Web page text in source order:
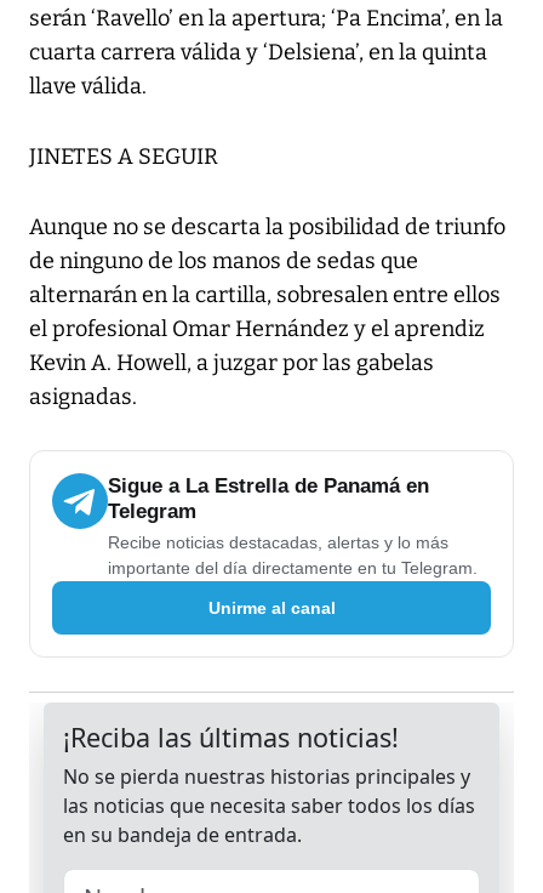
serán ‘Ravello’ en la apertura; ‘Pa Encima’, en la
cuarta carrera válida y ‘Delsiena’, en la quinta
llave válida.
JINETES A SEGUIR
Aunque no se descarta la posibilidad de triunfo
de ninguno de los manos de sedas que
alternarán en la cartilla, sobresalen entre ellos
el profesional Omar Hernández y el aprendiz
Kevin A. Howell, a juzgar por las gabelas
asignadas.
Sigue a La Estrella de Panamá en
Telegram
Recibe noticias destacadas, alertas y lo más
importante del día directamente en tu Telegram.
Unirme al canal